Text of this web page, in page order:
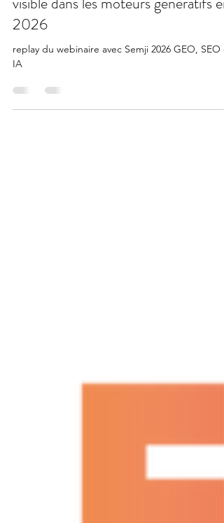
Replay du webinaire — GEO, SEO &
IA : comment rendre votre contenu
visible dans les moteurs génératifs en
2026
IA